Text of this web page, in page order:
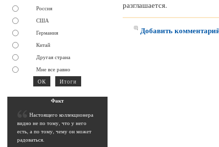
разглашается.
Добавить
Россия
США
Германия
Китай
Другая страна
Мне все равно
Факт
Настоящего коллекционера
видно не по тому, что у него
есть, а по тому, чему он может
радоваться.